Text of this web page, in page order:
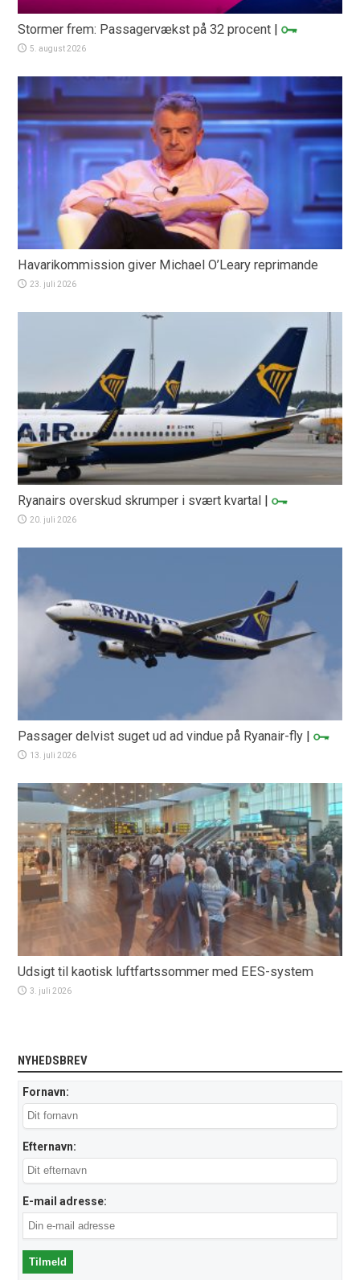
Stormer frem: Passagervækst på 32 procent |
5. august 2026
Havarikommission giver Michael O’Leary reprimande
23. juli 2026
Ryanairs overskud skrumper i svært kvartal |
20. juli 2026
Passager delvist suget ud ad vindue på Ryanair-fly |
13. juli 2026
Udsigt til kaotisk luftfartssommer med EES-system
3. juli 2026
NYHEDSBREV
Fornavn:
Efternavn:
E-mail adresse: